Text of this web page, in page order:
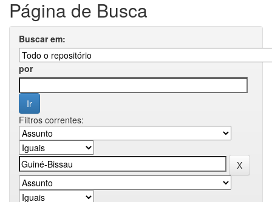
Página de Busca
Buscar em:
por
Filtros correntes: